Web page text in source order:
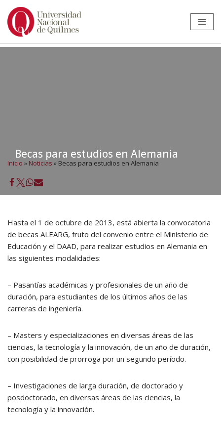
Ir
Becas para estudios en Alemania
Inicio » Noticias » Becas para estudios en Alemania
Hasta el 1 de octubre de 2013, está abierta la convocatoria
de becas ALEARG, fruto del convenio entre el Ministerio de
Educación y el DAAD, para realizar estudios en Alemania en
las siguientes modalidades:
– Pasantías académicas y profesionales de un año de
duración, para estudiantes de los últimos años de las
carreras de ingeniería.
– Masters y especializaciones en diversas áreas de las
ciencias, la tecnología y la innovación, de un año de duración,
con posibilidad de prorroga por un segundo período.
– Investigaciones de larga duración, de doctorado y
posdoctorado, en diversas áreas de las ciencias, la
tecnología y la innovación.